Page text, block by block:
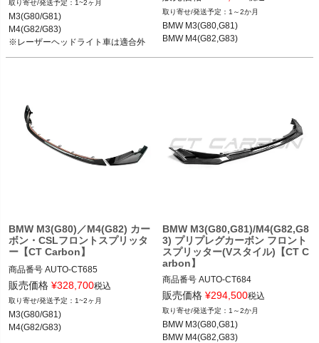
M3(G80/G81) 21-
M4(G82/G83) 21-
※レーザーヘッドライト車は適合外
1~2ヶ月
M3(G80/G81)
M4(G82/G83)
※レーザーヘッドライト車は適合外
BMW M4(G82,G83) 21-
1～2か月
BMW M3(G80,G81)
BMW M4(G82,G83)
BMW M3(G80)／M4(G82) カー
ボン・CSLフロントスプリッタ
ー【CT Carbon】
商品番号 AUTO-CT685
CT685
M4(G82/G83) 21-
販売価格 ¥328,700税込
1~2ヶ月
M3(G80/G81)
M4(G82/G83)
BMW M3(G80,G81)/M4(G82,G8
3) プリプレグカーボン フロント
スプリッター(Vスタイル)【CT C
arbon】
商品番号 AUTO-CT684
CT684
BMW M3(G80,G81) 21-
BMW M4(G82,G83) 21-
販売価格 ¥294,500税込
1～2か月
BMW M3(G80,G81)
BMW M4(G82,G83)